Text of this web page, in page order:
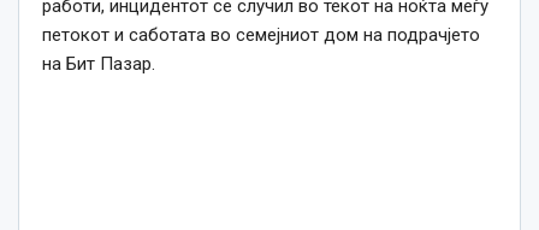
работи, инцидентот се случил во текот на ноќта меѓу
петокот и саботата во семејниот дом на подрачјето
на Бит Пазар.